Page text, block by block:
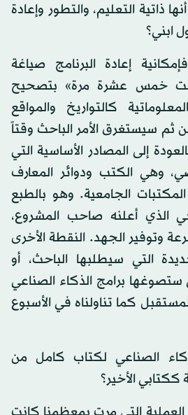
ذاتية التعليم، والتطور وإعادة
ابني؟
إعادة البرنامج صياغة
خمس عشرة مرة» بتصحيح
كالتواريخ والمواقع
ثم سيستغرق الأمر الباحث وقتاً
إلى المصادر الأساسية التي
وهي الكتب ودوائر المعارف
الجامعية. وهو بالطبع
الذي أعلنه صاحب المشروع،
وتوفير الجهد. النقطة الأخرى
التي سيطلبها الباحث، أو
ستصوغها برامج الذكاء الصناعي
كما تناولناه في الأسبوع
الصناعي لكتاب كامل من
الأخير؟